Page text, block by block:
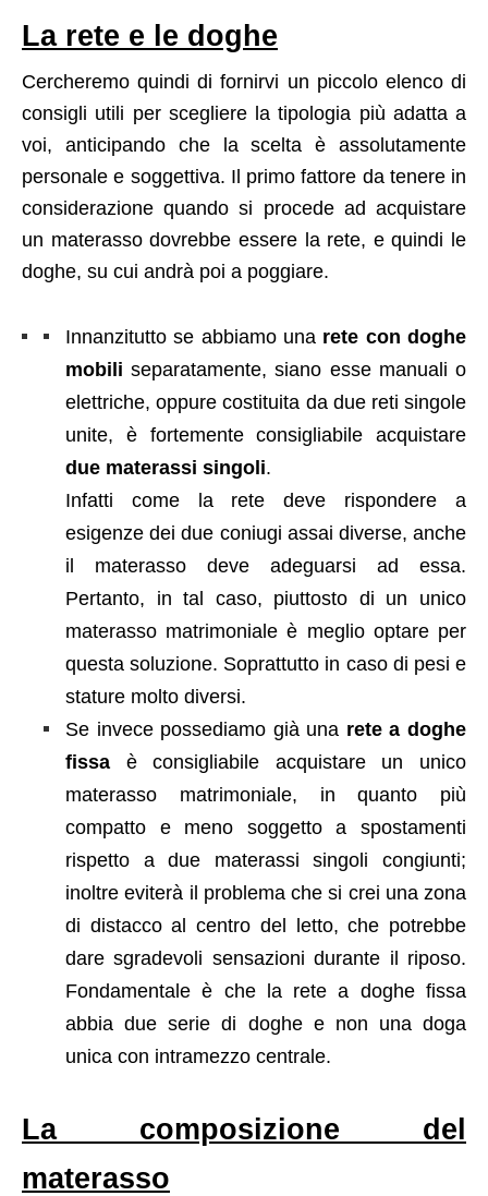
La rete e le doghe
Cercheremo quindi di fornirvi un piccolo elenco di
consigli utili per scegliere la tipologia più adatta a
voi, anticipando che la scelta è assolutamente
personale e soggettiva. Il primo fattore da tenere in
considerazione quando si procede ad acquistare
un materasso dovrebbe essere la rete, e quindi le
doghe, su cui andrà poi a poggiare.
Innanzitutto se abbiamo una rete con doghe
mobili separatamente, siano esse manuali o
elettriche, oppure costituita da due reti singole
unite, è fortemente consigliabile acquistare
due materassi singoli.
Infatti come la rete deve rispondere a
esigenze dei due coniugi assai diverse, anche
il materasso deve adeguarsi ad essa.
Pertanto, in tal caso, piuttosto di un unico
materasso matrimoniale è meglio optare per
questa soluzione. Soprattutto in caso di pesi e
stature molto diversi.
Se invece possediamo già una rete a doghe
fissa è consigliabile acquistare un unico
materasso matrimoniale, in quanto più
compatto e meno soggetto a spostamenti
rispetto a due materassi singoli congiunti;
inoltre eviterà il problema che si crei una zona
di distacco al centro del letto, che potrebbe
dare sgradevoli sensazioni durante il riposo.
Fondamentale è che la rete a doghe fissa
abbia due serie di doghe e non una doga
unica con intramezzo centrale.
La composizione del
materasso